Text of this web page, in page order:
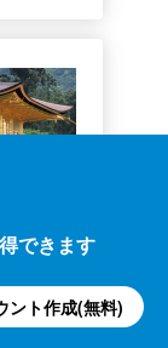
できます
ント作成(無料)